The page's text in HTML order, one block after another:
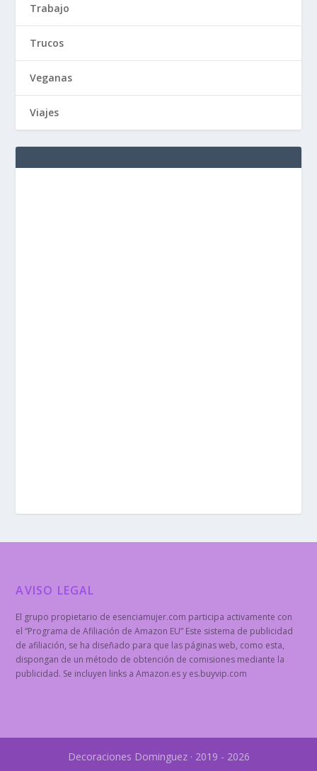
Trabajo
Trucos
Veganas
Viajes
AVISO LEGAL
El grupo propietario de esenciamujer.com participa activamente con
el “Programa de Afiliación de Amazon EU” Este sistema de publicidad
de afiliación, se ha diseñado para que las páginas web, como esta,
dispongan de un método de obtención de comisiones mediante la
publicidad. Se incluyen links a Amazon.es y es.buyvip.com
Decoraciones Dominguez · 2019 - 2026